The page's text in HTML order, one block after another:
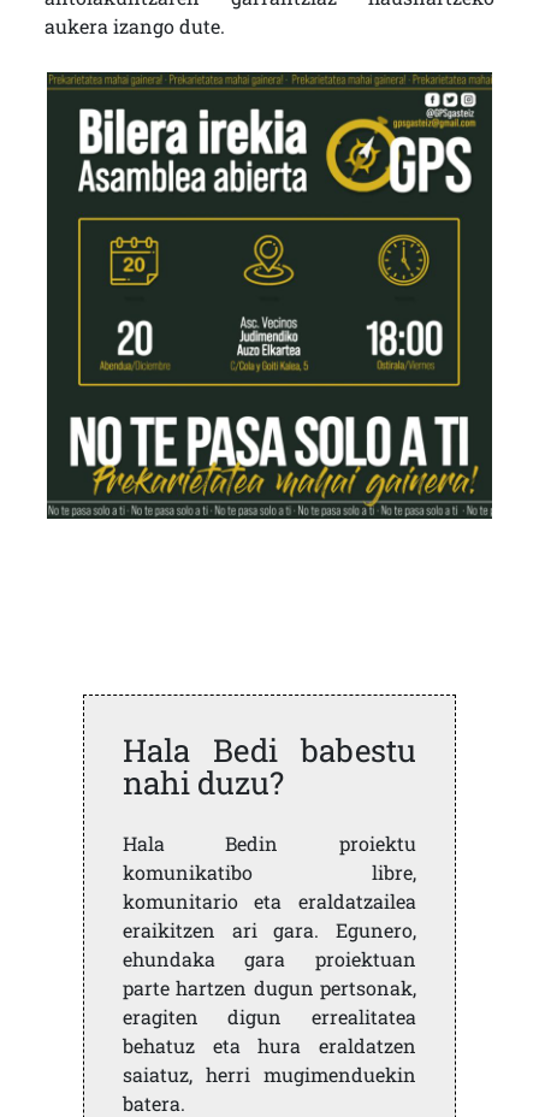
aukera izango dute.
Hala Bedi babestu
nahi duzu?
Hala Bedin proiektu
komunikatibo libre,
komunitario eta eraldatzailea
eraikitzen ari gara. Egunero,
ehundaka gara proiektuan
parte hartzen dugun pertsonak,
eragiten digun errealitatea
behatuz eta hura eraldatzen
saiatuz, herri mugimenduekin
batera.